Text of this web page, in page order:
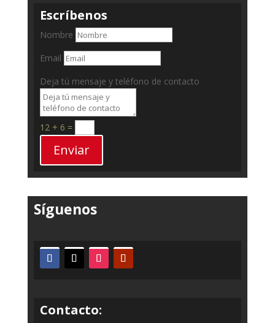
Escríbenos
Nombre
Email
Deja tú mensaje y teléfono de contacto
12 + 6 =
Enviar
Síguenos
Contacto: